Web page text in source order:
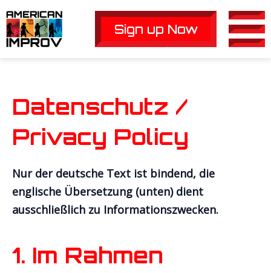
Skip
to
content
Sign up Now
Main
Datenschutz /
Privacy Policy
Nur der deutsche Text ist bindend, die
englische Übersetzung (unten) dient
ausschließlich zu Informationszwecken.
1. Im Rahmen